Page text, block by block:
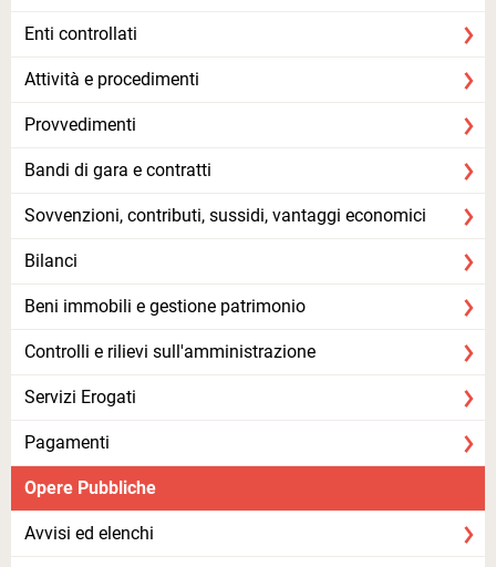
Enti controllati
Attività e procedimenti
Provvedimenti
Bandi di gara e contratti
Sovvenzioni, contributi, sussidi, vantaggi economici
Bilanci
Beni immobili e gestione patrimonio
Controlli e rilievi sull'amministrazione
Servizi Erogati
Pagamenti
Opere Pubbliche
Avvisi ed elenchi